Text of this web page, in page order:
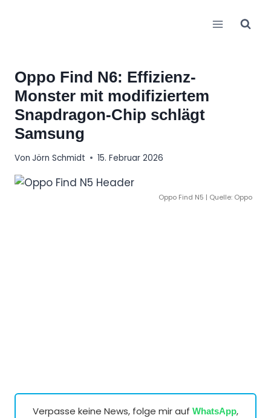
Oppo Find N6: Effizienz-
Monster mit modifiziertem
Snapdragon-Chip schlägt
Samsung
Von Jörn Schmidt 15. Februar 2026
Oppo Find N5 | Quelle: Oppo
Verpasse keine News, folge mir auf WhatsApp,